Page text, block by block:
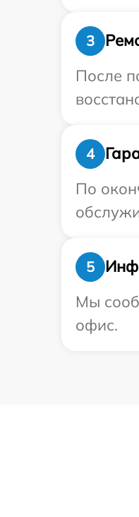
3
После
4
По
5
Мы
офис.